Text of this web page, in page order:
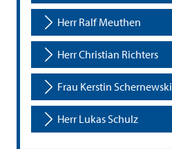
Herr Ralf Meuthen
Herr Christian Richters
Frau Kerstin Schernewski
Herr Lukas Schulz